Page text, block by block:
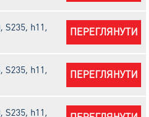
S235, h11,
ПЕРЕГЛЯНУТИ
S235, h11,
ПЕРЕГЛЯНУТИ
S235, h11,